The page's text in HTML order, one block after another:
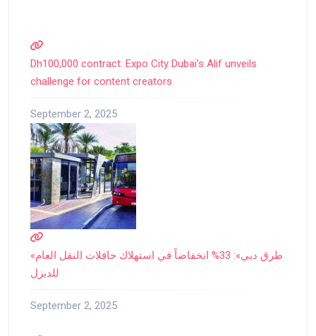
Dh100,000 contract: Expo City Dubai’s Alif unveils
challenge for content creators
September 2, 2025
«طرق دبي»: 33% انخفاضاً في استهلاك حافلات النقل العام
للديزل
September 2, 2025